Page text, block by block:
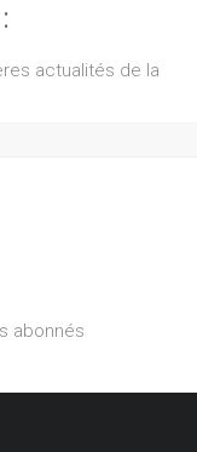
actualités de la
abonnés